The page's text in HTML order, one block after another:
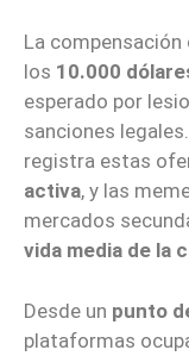
La
los 10.000
esperado por
sanciones
registra estas
activa, y las
mercados
vida media de la
Desde un punto
plataformas